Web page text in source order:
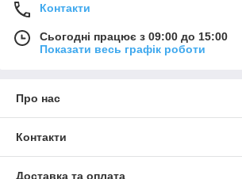
Контакти
Сьогодні працює з 09:00 до 15:00
Показати весь графік роботи
Про нас
Контакти
Доставка та оплата